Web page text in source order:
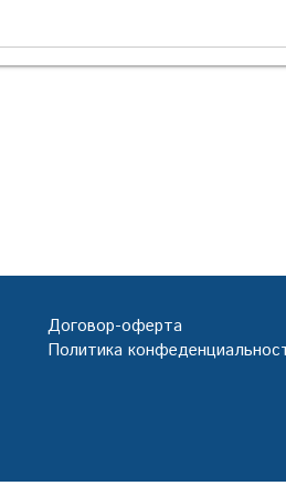
Договор-оферта
Политика